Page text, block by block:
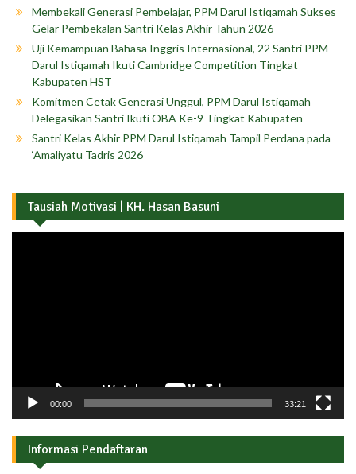
Membekali Generasi Pembelajar, PPM Darul Istiqamah Sukses
Gelar Pembekalan Santri Kelas Akhir Tahun 2026
Uji Kemampuan Bahasa Inggris Internasional, 22 Santri PPM
Darul Istiqamah Ikuti Cambridge Competition Tingkat
Kabupaten HST
Komitmen Cetak Generasi Unggul, PPM Darul Istiqamah
Delegasikan Santri Ikuti OBA Ke-9 Tingkat Kabupaten
Santri Kelas Akhir PPM Darul Istiqamah Tampil Perdana pada
‘Amaliyatu Tadris 2026
Tausiah Motivasi | KH. Hasan Basuni
00:00 33:21
Informasi Pendaftaran